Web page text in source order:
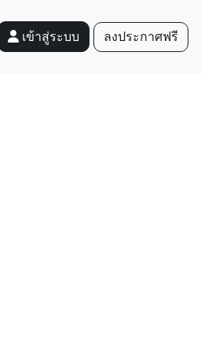
เข้าสู่ระบบ ลงประกาศฟรี